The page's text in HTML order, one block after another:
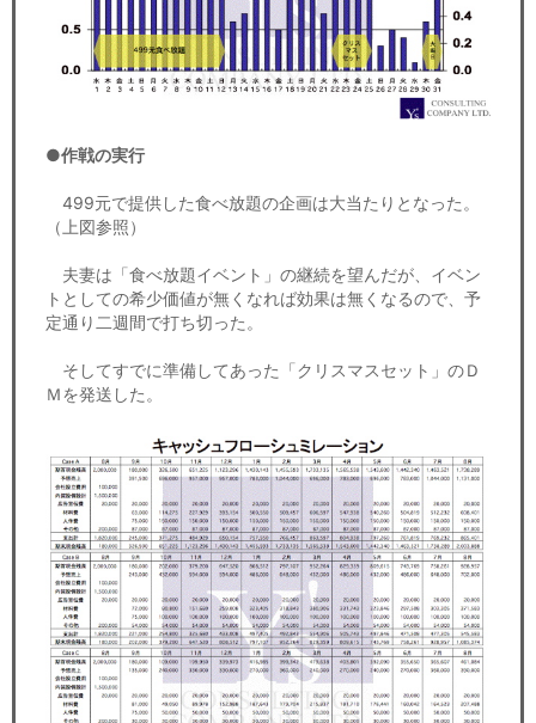
●作戦の実行
499元で提供した食べ放題の企画は大当たりとなった。
（上図参照）
夫妻は「食べ放題イベント」の継続を望んだが、イベン
トとしての希少価値が無くなれば効果は無くなるので、予
定通り二週間で打ち切った。
そしてすでに準備してあった「クリスマスセット」のＤ
Ｍを発送した。